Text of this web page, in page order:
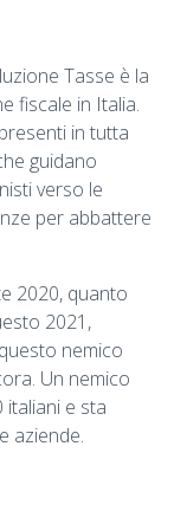
Tasse è la
fiscale in Italia.
in tutta
guidano
verso le
per abbattere
2020, quanto
2021,
nemico
Un nemico
e sta
aziende.